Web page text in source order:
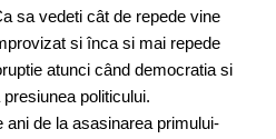
sa vedeti cât de repede vine
si înca si mai repede
atunci când democratia si
politicului.
de la asasinarea primului-